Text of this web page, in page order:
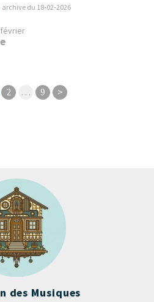
archive du 18‑02‑2026
février
2 … 9 >
des Musiques